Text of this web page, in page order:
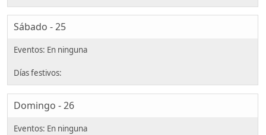
Sábado - 25
Domingo - 26